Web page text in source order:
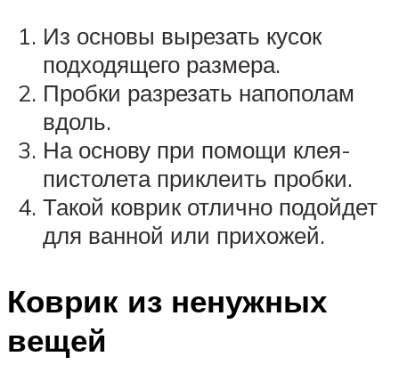
Из основы вырезать кусок
подходящего размера.
Пробки разрезать напополам
вдоль.
На основу при помощи клея-
пистолета приклеить пробки.
Такой коврик отлично подойдет
для ванной или прихожей.
Коврик из ненужных
вещей